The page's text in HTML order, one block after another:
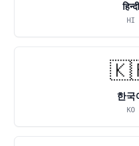
हिन्दी
HI
한국
KO